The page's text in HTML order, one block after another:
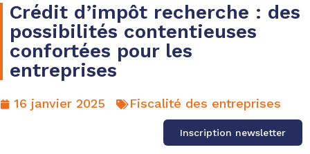
Crédit d’impôt recherche : des
possibilités contentieuses
confortées pour les
entreprises
16 janvier 2025 Fiscalité des entreprises
Inscription newsletter